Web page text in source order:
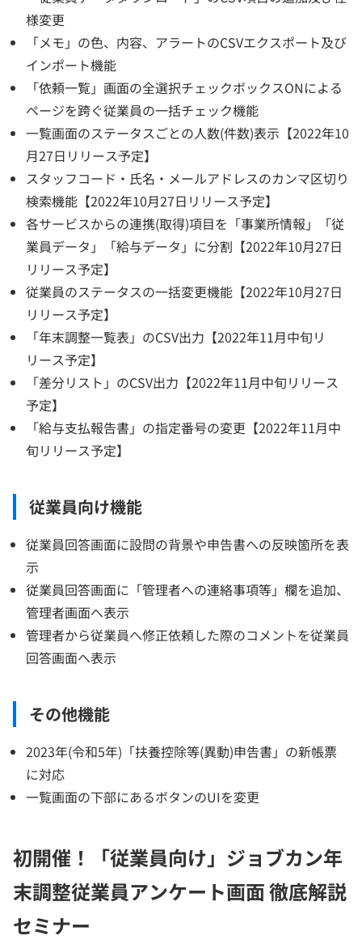
様変更
「メモ」の色、内容、アラートのCSVエクスポート及び
インポート機能
「依頼一覧」画面の全選択チェックボックスONによる
ページを跨ぐ従業員の一括チェック機能
一覧画面のステータスごとの人数(件数)表示【2022年10
月27日リリース予定】
スタッフコード・氏名・メールアドレスのカンマ区切り
検索機能【2022年10月27日リリース予定】
各サービスからの連携(取得)項目を「事業所情報」「従
業員データ」「給与データ」に分割【2022年10月27日
リリース予定】
従業員のステータスの一括変更機能【2022年10月27日
リリース予定】
「年末調整一覧表」のCSV出力【2022年11月中旬リ
リース予定】
「差分リスト」のCSV出力【2022年11月中旬リリース
予定】
「給与支払報告書」の指定番号の変更【2022年11月中
旬リリース予定】
従業員向け機能
従業員回答画面に設問の背景や申告書への反映箇所を表
示
従業員回答画面に「管理者への連絡事項等」欄を追加、
管理者画面へ表示
管理者から従業員へ修正依頼した際のコメントを従業員
回答画面へ表示
その他機能
2023年(令和5年)「扶養控除等(異動)申告書」の新帳票
に対応
一覧画面の下部にあるボタンのUIを変更
初開催！「従業員向け」ジョブカン年
末調整従業員アンケート画面 徹底解説
セミナー